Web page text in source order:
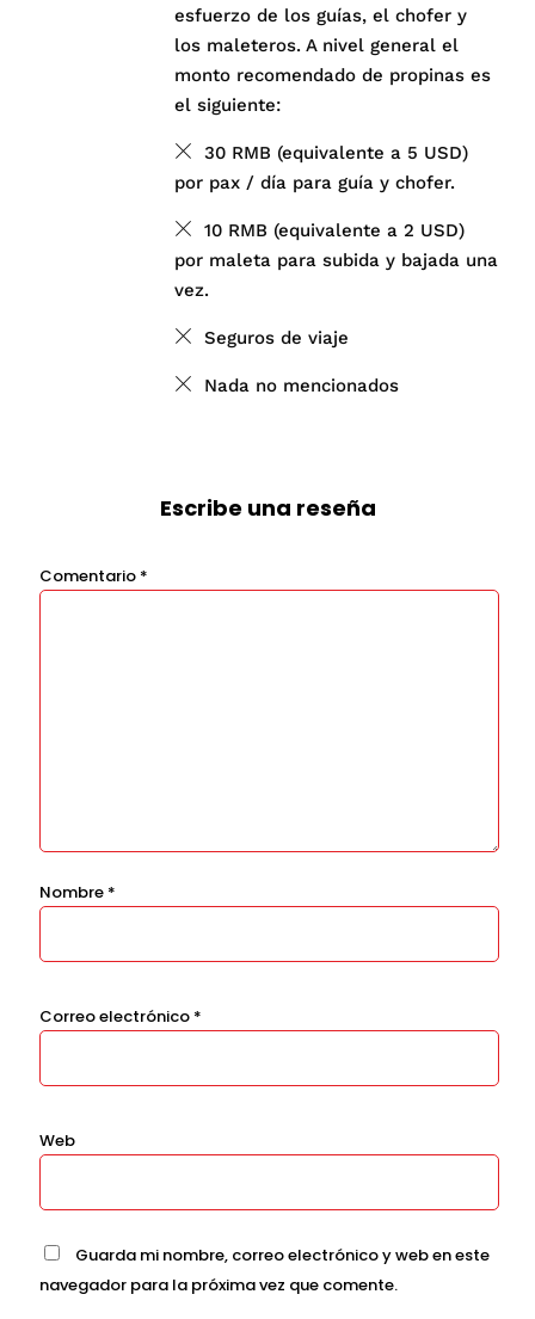
esfuerzo de los guías, el chofer y
los maleteros. A nivel general el
monto recomendado de propinas es
el siguiente:
30 RMB (equivalente a 5 USD)
por pax / día para guía y chofer.
10 RMB (equivalente a 2 USD)
por maleta para subida y bajada una
vez.
Seguros de viaje
Nada no mencionados
Escribe una reseña
Comentario *
Nombre *
Correo electrónico *
Web
Guarda mi nombre, correo electrónico y web en este
navegador para la próxima vez que comente.